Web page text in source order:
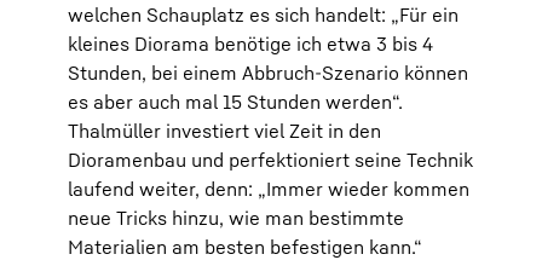
welchen Schauplatz es sich handelt: „Für ein
kleines Diorama benötige ich etwa 3 bis 4
Stunden, bei einem Abbruch-Szenario können
es aber auch mal 15 Stunden werden“.
Thalmüller investiert viel Zeit in den
Dioramenbau und perfektioniert seine Technik
laufend weiter, denn: „Immer wieder kommen
neue Tricks hinzu, wie man bestimmte
Materialien am besten befestigen kann.“